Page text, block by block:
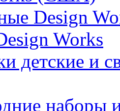
Design
Works
детские и
наборы